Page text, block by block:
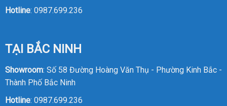
Hotline: 0987.699.236
TẠI BẮC NINH
Showroom: Số 58 Đường Hoàng Văn Thụ - Phường Kinh Bắc -
Thành Phố Bắc Ninh
Hotline: 0987.699.236